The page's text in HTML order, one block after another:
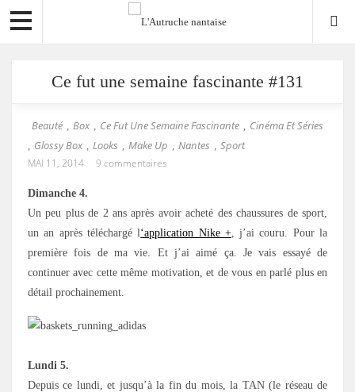
Ce fut une semaine fascinante #131
Beauté , Box , Ce Fut Une Semaine Fascinante , Cinéma Et Séries
, Glossy Box , Looks , Make Up , Nantes , Sport
MAI 11, 2014 9 commentaires
Dimanche 4.
Un peu plus de 2 ans après avoir acheté des chaussures de sport,
un an après téléchargé l‘application Nike +, j’ai couru. Pour la
première fois de ma vie. Et j’ai aimé ça. Je vais essayé de
continuer avec cette même motivation, et de vous en parlé plus en
détail prochainement.
Lundi 5.
Depuis ce lundi, et jusqu’à la fin du mois, la TAN (le réseau de